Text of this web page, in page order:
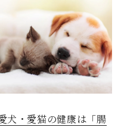
犬・愛猫の健康は「腸